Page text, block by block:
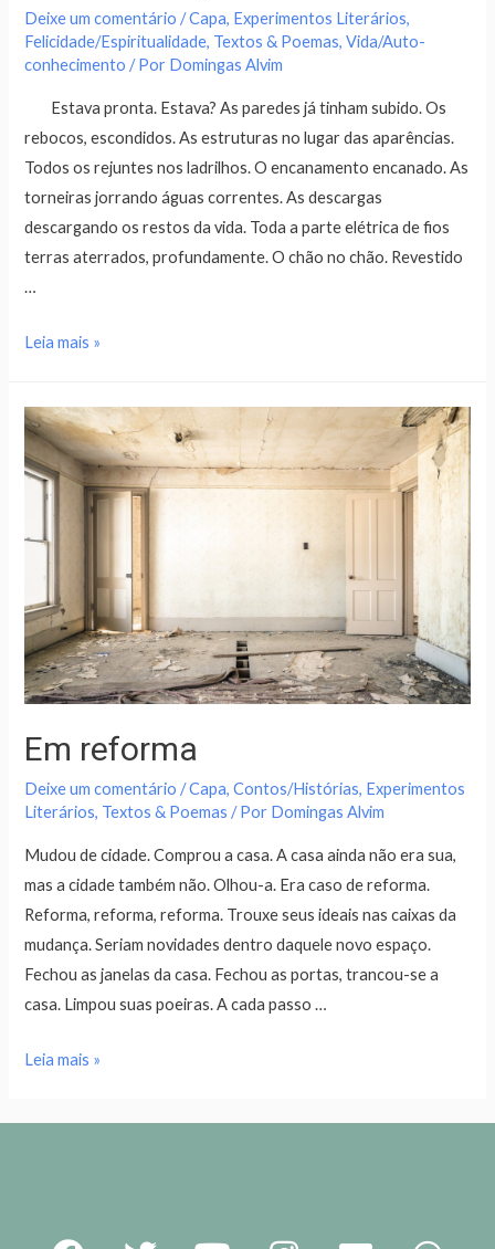
Deixe um comentário /Capa, Experimentos Literários,
Felicidade/Espiritualidade, Textos & Poemas,Vida/Auto-
conhecimento / Por Domingas Alvim
Estava pronta. Estava? As paredes já tinham subido. Os
rebocos, escondidos. As estruturas no lugar das aparências.
Todos os rejuntes nos ladrilhos. O encanamento encanado. As
torneiras jorrando águas correntes. As descargas
descargando os restos da vida. Toda a parte elétrica de fios
terras aterrados, profundamente. O chão no chão. Revestido
…
Leia mais »
Em reforma
Deixe um comentário /Capa,Contos/Histórias, Experimentos
Literários, Textos & Poemas / Por Domingas Alvim
Mudou de cidade. Comprou a casa. A casa ainda não era sua,
mas a cidade também não. Olhou-a. Era caso de reforma.
Reforma, reforma, reforma. Trouxe seus ideais nas caixas da
mudança. Seriam novidades dentro daquele novo espaço.
Fechou as janelas da casa. Fechou as portas, trancou-se a
casa. Limpou suas poeiras. A cada passo …
Leia mais »